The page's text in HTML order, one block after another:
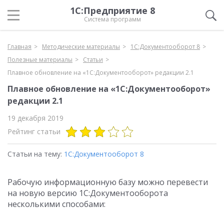
1С:Предприятие 8
Система программ
Главная Методические материалы
1С:Документооборот 8
Полезные материалы
Статьи
Плавное обновление на «1С:Документооборот» редакции 2.1
Плавное обновление на «1С:Документооборот»
редакции 2.1
19 декабря 2019
Рейтинг статьи
Статьи на тему: 1С:Документооборот 8
Рабочую информационную базу можно перевести
на новую версию 1С:Документооборота
несколькими способами: